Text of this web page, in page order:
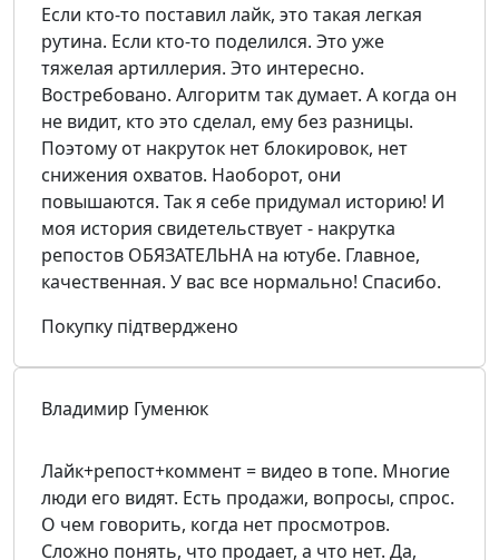
Если кто-то поставил лайк, это такая легкая
рутина. Если кто-то поделился. Это уже
тяжелая артиллерия. Это интересно.
Востребовано. Алгоритм так думает. А когда он
не видит, кто это сделал, ему без разницы.
Поэтому от накруток нет блокировок, нет
снижения охватов. Наоборот, они
повышаются. Так я себе придумал историю! И
моя история свидетельствует - накрутка
репостов ОБЯЗАТЕЛЬНА на ютубе. Главное,
качественная. У вас все нормально! Спасибо.
Покупку підтверджено
Владимир Гуменюк
Лайк+репост+коммент = видео в топе. Многие
люди его видят. Есть продажи, вопросы, спрос.
О чем говорить, когда нет просмотров.
Сложно понять, что продает, а что нет. Да,